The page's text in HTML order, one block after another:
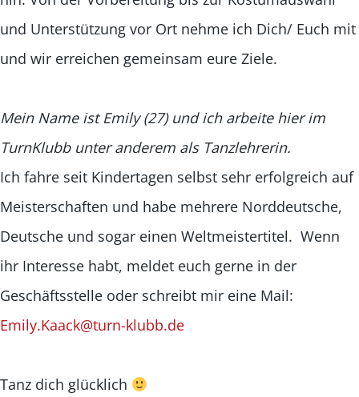
und Unterstützung vor Ort nehme ich Dich/ Euch mit
und wir erreichen gemeinsam eure Ziele.
Mein Name ist Emily (27) und ich arbeite hier im
TurnKlubb unter anderem als Tanzlehrerin.
Ich fahre seit Kindertagen selbst sehr erfolgreich auf
Meisterschaften und habe mehrere Norddeutsche,
Deutsche und sogar einen Weltmeistertitel. Wenn
ihr Interesse habt, meldet euch gerne in der
Geschäftsstelle oder schreibt mir eine Mail:
Emily.Kaack@turn-klubb.de
Tanz dich glücklich